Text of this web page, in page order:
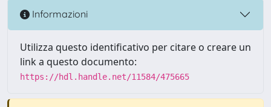
Informazioni
Utilizza questo identificativo per citare o creare un
link a questo documento:
https://hdl.handle.net/11584/475665